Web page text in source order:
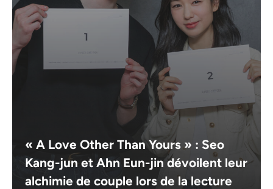
« A Love Other Than Yours » : Seo
Kang-jun et Ahn Eun-jin dévoilent leur
alchimie de couple lors de la lecture